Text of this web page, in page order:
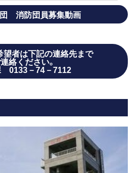
消防団員募集動画
望者は下記の連絡先まで
絡ください。
0133－74－7112